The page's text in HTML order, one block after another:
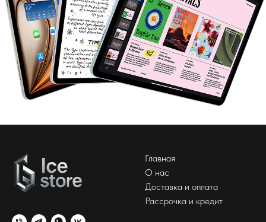
Главная
О нас
Доставка и оплата
Рассрочка и кредит